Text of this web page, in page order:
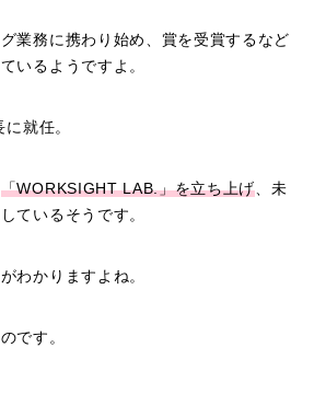
業務に携わり始め、賞を受賞するなど
いるようですよ。
就任。
「WORKSIGHT LAB.」を立ち上げ、未
ているそうです。
わかりますよね。
です。